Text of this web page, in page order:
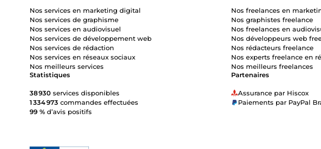
Partenaires
Assurance par Hiscox
Paiements par PayPal
Statistiques
38 930 services disponibles
1 334 973 commandes effectuées
99 % d’avis positifs
Nos services en marketing digital
Nos services de graphisme
Nos services en audiovisuel
Nos services de développement web
Nos services de rédaction
Nos services en réseaux sociaux
Nos meilleurs services
Nos freelances en
Nos graphistes freelance
Nos freelances en
Nos développeurs web
Nos rédacteurs freelance
Nos experts freelance en
Nos meilleurs freelances